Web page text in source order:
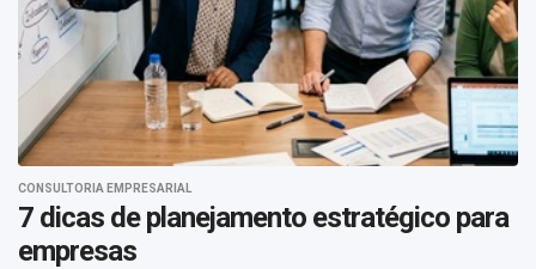
CONSULTORIA EMPRESARIAL
7 dicas de planejamento estratégico para
empresas